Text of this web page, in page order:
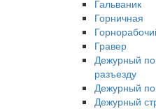
Гальваник
Горничная
Гравер
Дежурный
разъезду
Дежурный
Дежурный